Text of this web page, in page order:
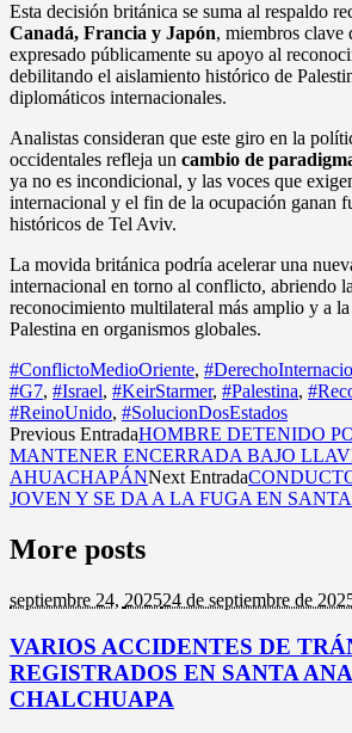
Esta decisión británica se suma al respaldo
Canadá, Francia y Japón, miembros clave
expresado públicamente su apoyo al
debilitando el aislamiento histórico de
diplomáticos internacionales.
Analistas consideran que este giro en la
occidentales refleja un cambio de
ya no es incondicional, y las voces que
internacional y el fin de la ocupación ganan
históricos de Tel Aviv.
La movida británica podría acelerar una
internacional en torno al conflicto, abriendo
reconocimiento multilateral más amplio y a
Palestina en organismos globales.
#ConflictoMedioOriente,
#G7, #Israel, #KeirStarmer, #Palestina,
#ReinoUnido, #SolucionDosEstados
Previous EntradaHOMBRE DETENIDO
MANTENER ENCERRADA BAJO
AHUACHAPÁNNext Entrada
JOVEN Y SE DA A LA FUGA EN
More posts
septiembre 24, 202524 de septiembre de
VARIOS ACCIDENTES DE
REGISTRADOS EN SANTA
CHALCHUAPA